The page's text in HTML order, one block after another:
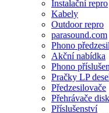
Instalační repro
Kabely
Outdoor repro
parasound.com
Phono
Akční nabídka
Phono
Pračky LP
Předzesilovače
Přehrávače
Příslušenství